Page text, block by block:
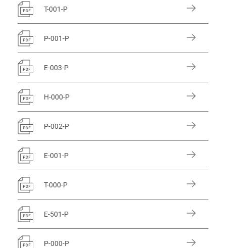
T-001-P
P-001-P
E-003-P
H-000-P
P-002-P
E-001-P
T-000-P
E-501-P
P-000-P